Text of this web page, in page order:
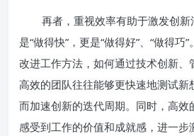
再者，重视效率有助于激发创
是“做得快”，更是“做得好”、“做得巧
改进工作方法，如何通过技术创新、
高效的团队往往能够更快速地测试新
而加速创新的迭代周期。同时，高效
感受到工作的价值和成就感，进一步